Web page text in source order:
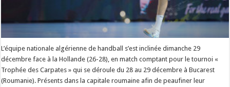
L’équipe nationale algérienne de handball s’est inclinée dimanche 29
décembre face à la Hollande (26-28), en match comptant pour le tournoi «
Trophée des Carpates » qui se déroule du 28 au 29 décembre à Bucarest
(Roumanie). Présents dans la capitale roumaine afin de peaufiner leur